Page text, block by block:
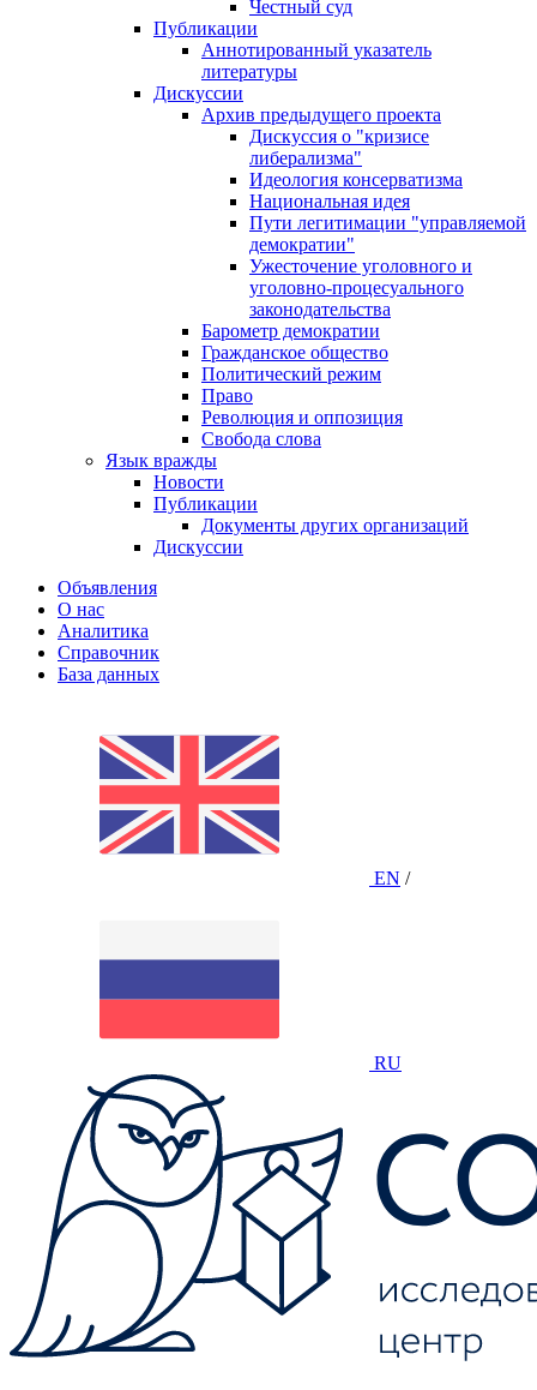
Честный суд
Публикации
Аннотированный указатель
литературы
Дискуссии
Архив предыдущего проекта
Дискуссия о "кризисе
либерализма"
Идеология консерватизма
Национальная идея
Пути легитимации "управляемой
демократии"
Ужесточение уголовного и
уголовно-процесуального
законодательства
Барометр демократии
Гражданское общество
Политический режим
Право
Революция и оппозиция
Свобода слова
Язык вражды
Новости
Публикации
Документы других организаций
Дискуссии
Объявления
О нас
Аналитика
Справочник
База данных
EN /
RU